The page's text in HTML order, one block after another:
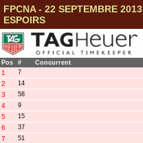
FPCNA - 22 SEPTEMBRE 2013
ESPOIRS
Pos # Concurrent
1 7
2 14
3 58
4 9
5 15
6 37
7 51